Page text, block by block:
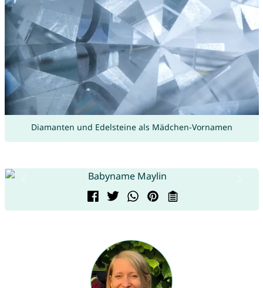
Diamanten und Edelsteine als Mädchen-Vornamen